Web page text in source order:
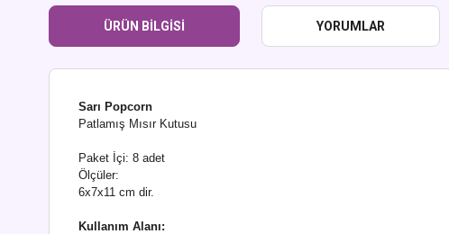
ÜRÜN BILGISI YORUMLAR
Sarı Popcorn
Patlamış Mısır Kutusu
Paket İçi: 8 adet
Ölçüler:
6x7x11 cm dir.
Kullanım Alanı: